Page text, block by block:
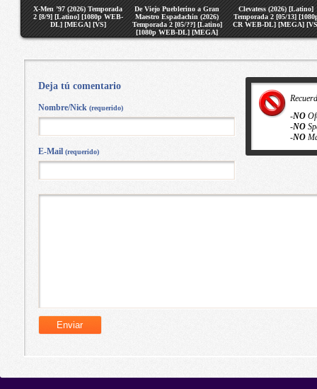
X-Men ’97 (2026) Temporada
2 [8/9] [Latino] [1080p WEB-
DL] [MEGA] [VS]
De Viejo Pueblerino a Gran
Maestro Espadachin (2026)
Temporada 2 [05/??] [Latino]
[1080p WEB-DL] [MEGA]
[VS]
Clevatess (2026) [Latino]
Temporada 2 [05/13]
CR WEB-DL] [MEGA]
-NO
-NO
-NO
Deja tú comentario
Nombre/Nick (requerido)
E-Mail (requerido)